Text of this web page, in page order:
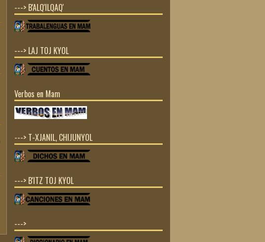
---> B'ALQ'ILQAQ'
---> LAJ TOJ KYOL
Verbos en Mam
---> T-XJANIL, CHIJUNYOL
---> B'ITZ TOJ KYOL
--->